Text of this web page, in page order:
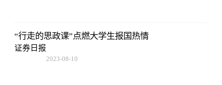
“行走的思政课”点燃大学生报国热情
证券日报
2023-08-10